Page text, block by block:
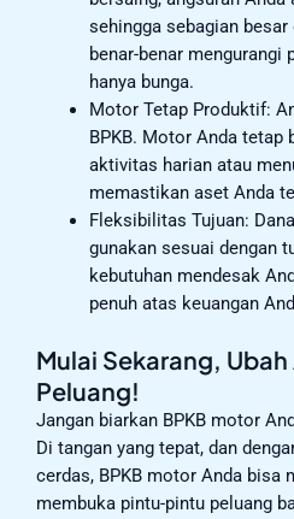
sehingga sebagian besar
benar-benar mengurangi
hanya bunga.
Motor Tetap Produktif:
BPKB. Motor Anda tetap
aktivitas harian atau
memastikan aset Anda
Fleksibilitas Tujuan:
gunakan sesuai dengan
kebutuhan mendesak
penuh atas keuangan
Mulai Sekarang, Ubah
Peluang!
Jangan biarkan BPKB motor
Di tangan yang tepat, dan
cerdas, BPKB motor Anda bisa
membuka pintu-pintu peluang